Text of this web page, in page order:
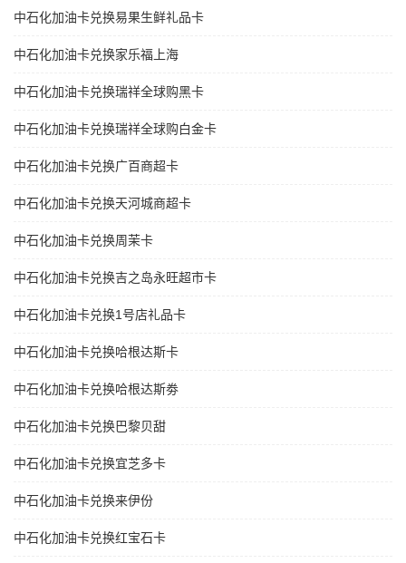
中石化加油卡兑换易果生鲜礼品卡
中石化加油卡兑换家乐福上海
中石化加油卡兑换瑞祥全球购黑卡
中石化加油卡兑换瑞祥全球购白金卡
中石化加油卡兑换广百商超卡
中石化加油卡兑换天河城商超卡
中石化加油卡兑换周茉卡
中石化加油卡兑换吉之岛永旺超市卡
中石化加油卡兑换1号店礼品卡
中石化加油卡兑换哈根达斯卡
中石化加油卡兑换哈根达斯劵
中石化加油卡兑换巴黎贝甜
中石化加油卡兑换宜芝多卡
中石化加油卡兑换来伊份
中石化加油卡兑换红宝石卡